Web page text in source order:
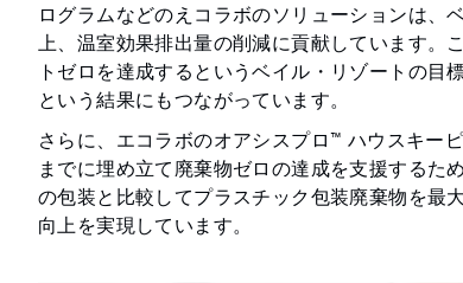
ログラムなどのえコラボのソリューションは、
上、温室効果排出量の削減に貢献しています。
トゼロを達成するというベイル・リゾートの
という結果にもつながっています。
さらに、エコラボのオアシスプロ™ ハウスキー
までに埋め立て廃棄物ゼロの達成を支援するた
の包装と比較してプラスチック包装廃棄物を最
向上を実現しています。